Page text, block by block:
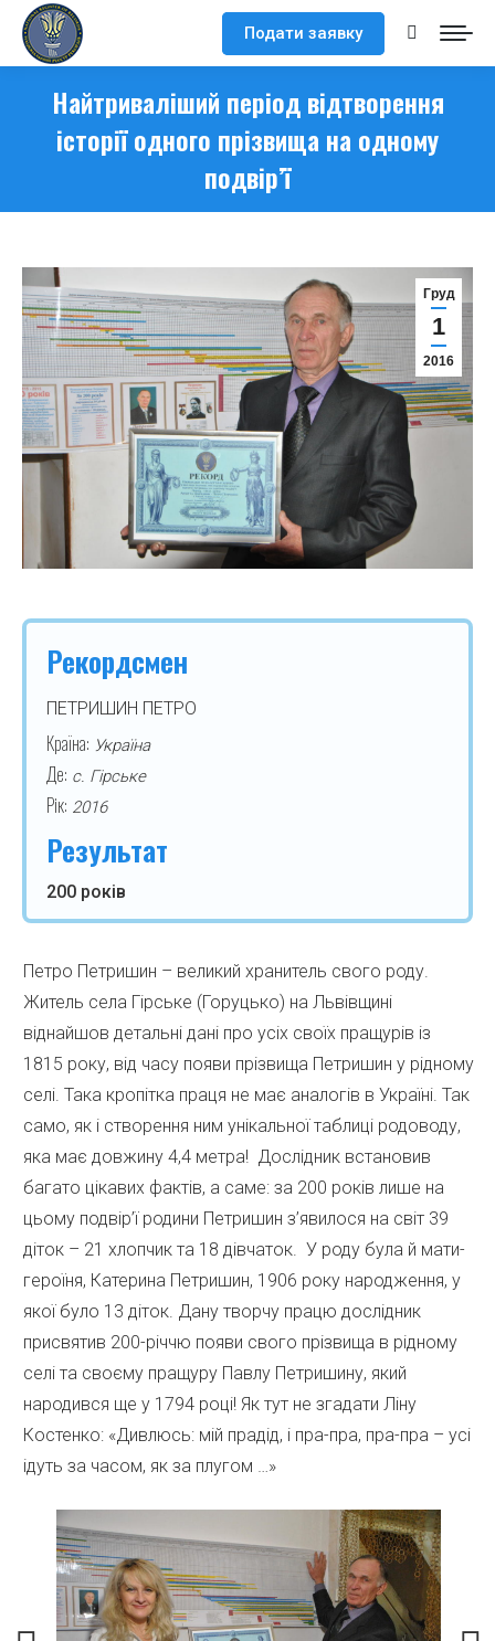
Подати заявку Search:
Найтриваліший період відтворення
історії одного прізвища на одному
подвір’ї
Груд
1
2016
Рекордсмен
ПЕТРИШИН ПЕТРО
Країна: Україна
Де: с. Гірське
Рік: 2016
Результат
200 років
Петро Петришин – великий хранитель свого роду.
Житель села Гірське (Горуцько) на Львівщині
віднайшов детальні дані про усіх своїх пращурів із
1815 року, від часу появи прізвища Петришин у рідному
селі. Така кропітка праця не має аналогів в Україні. Так
само, як і створення ним унікальної таблиці родоводу,
яка має довжину 4,4 метра! Дослідник встановив
багато цікавих фактів, а саме: за 200 років лише на
цьому подвір’ї родини Петришин з’явилося на світ 39
діток – 21 хлопчик та 18 дівчаток. У роду була й мати-
героїня, Катерина Петришин, 1906 року народження, у
якої було 13 діток. Дану творчу працю дослідник
присвятив 200-річчю появи свого прізвища в рідному
селі та своєму пращуру Павлу Петришину, який
народився ще у 1794 році! Як тут не згадати Ліну
Костенко: «Дивлюсь: мій прадід, і пра-пра, пра-пра – усі
ідуть за часом, як за плугом …»